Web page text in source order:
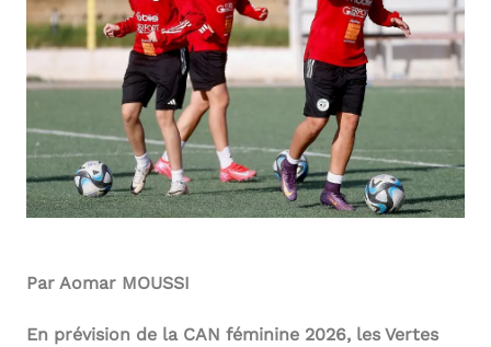
Par Aomar MOUSSI
En prévision de la CAN féminine 2026, les Vertes